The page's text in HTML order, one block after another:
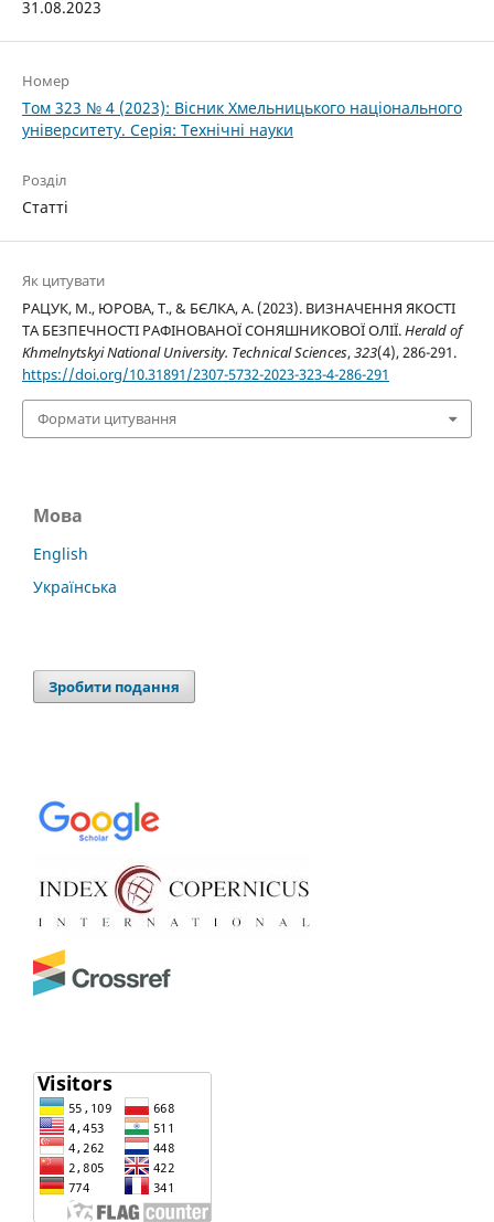
31.08.2023
Номер
Том 323 № 4 (2023): Вісник Хмельницького національного
університету. Серія: Технічні науки
Розділ
Статті
Як цитувати
РАЦУК, М., ЮРОВА, Т., & БЄЛКА, А. (2023). ВИЗНАЧЕННЯ ЯКОСТІ
ТА БЕЗПЕЧНОСТІ РАФІНОВАНОЇ СОНЯШНИКОВОЇ ОЛІЇ.Herald of
Khmelnytskyi National University. Technical Sciences,323(4), 286-291.
https://doi.org/10.31891/2307-5732-2023-323-4-286-291
Формати цитування
Мова
English
Українська
Зробити подання